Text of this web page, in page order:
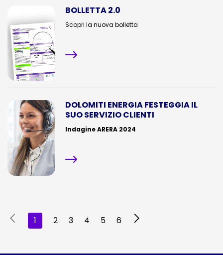
BOLLETTA 2.0
Scopri la nuova bolletta
DOLOMITI ENERGIA FESTEGGIA IL
SUO SERVIZIO CLIENTI
Indagine ARERA 2024
1 2 3 4 5 6